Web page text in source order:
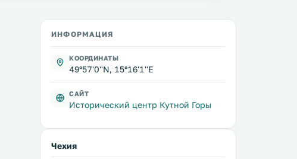
ИНФОРМАЦИЯ
КООРДИНАТЫ
49°57'0''N, 15°16'1''E
САЙТ
Исторический центр Кутной Горы
Чехия